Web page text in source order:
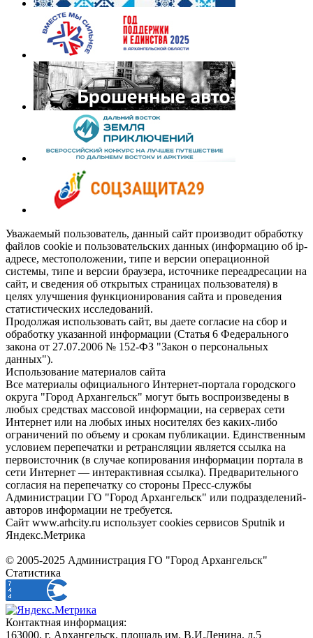
Уважаемый пользователь, данный сайт производит обработку
файлов cookie и пользовательских данных (информацию об ip-
адресе, местоположении, типе и версии операционной
системы, типе и версии браузера, источнике переадресации на
сайт, и сведения об открытых страницах пользователя) в
целях улучшения функционирования сайта и проведения
статистических исследований.
Продолжая использовать сайт, вы даете согласие на сбор и
обработку указанной информации (Статья 6 Федерального
закона от 27.07.2006 № 152-ФЗ "Закон о персональных
данных").
Использование материалов сайта
Все материалы официального Интернет-портала городского
округа "Город Архангельск" могут быть воспроизведены в
любых средствах массовой информации, на серверах сети
Интернет или на любых иных носителях без каких-либо
ограничений по объему и срокам публикации. Единственным
условием перепечатки и ретрансляции является ссылка на
первоисточник (в случае копирования информации портала в
сети Интернет — интерактивная ссылка). Предварительного
согласия на перепечатку со стороны Пресс-службы
Администрации ГО "Город Архангельск" или подразделений-
авторов информации не требуется.
Сайт www.arhcity.ru использует cookies сервисов Sputnik и
Яндекс.Метрика
© 2005-2025 Администрация ГО "Город Архангельск"
Статистика
Контактная информация:
163000, г. Архангельск, площадь им. В.И.Ленина, д.5